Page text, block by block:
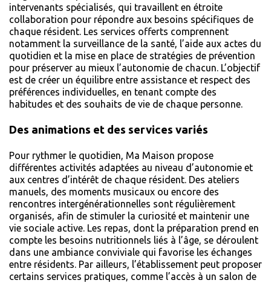
intervenants spécialisés, qui travaillent en étroite
collaboration pour répondre aux besoins spécifiques de
chaque résident. Les services offerts comprennent
notamment la surveillance de la santé, l’aide aux actes du
quotidien et la mise en place de stratégies de prévention
pour préserver au mieux l’autonomie de chacun. L’objectif
est de créer un équilibre entre assistance et respect des
préférences individuelles, en tenant compte des
habitudes et des souhaits de vie de chaque personne.
Des animations et des services variés
Pour rythmer le quotidien, Ma Maison propose
différentes activités adaptées au niveau d’autonomie et
aux centres d’intérêt de chaque résident. Des ateliers
manuels, des moments musicaux ou encore des
rencontres intergénérationnelles sont régulièrement
organisés, afin de stimuler la curiosité et maintenir une
vie sociale active. Les repas, dont la préparation prend en
compte les besoins nutritionnels liés à l’âge, se déroulent
dans une ambiance conviviale qui favorise les échanges
entre résidents. Par ailleurs, l’établissement peut proposer
certains services pratiques, comme l’accès à un salon de